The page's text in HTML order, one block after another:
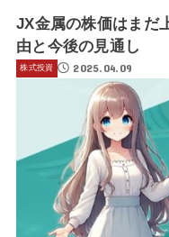
JX金属の株価はまだ
由と今後の見通し
株式投資 2025.04.09